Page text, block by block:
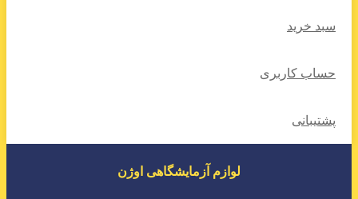
سبد خرید
حساب کاربری
پشتیبانی
لوازم آزمایشگاهی اوژن